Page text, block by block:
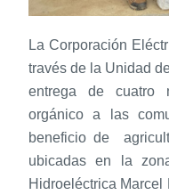
La Corporación
través de la Unidad
entrega de cuatro
orgánico a las
beneficio de
ubicadas en la
Hidroeléctrica